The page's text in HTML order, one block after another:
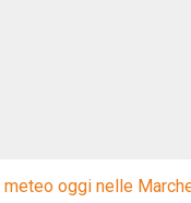
meteo oggi nelle